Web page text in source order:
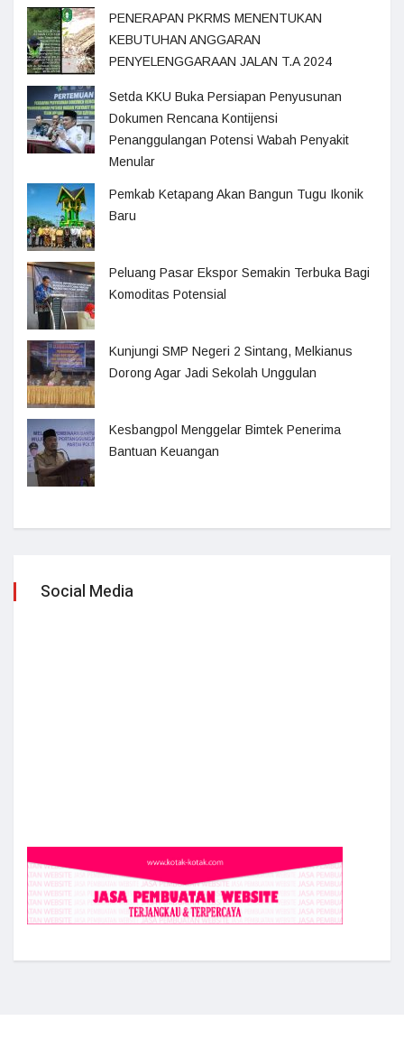
PENERAPAN PKRMS MENENTUKAN
KEBUTUHAN ANGGARAN
PENYELENGGARAAN JALAN T.A 2024
Setda KKU Buka Persiapan Penyusunan
Dokumen Rencana Kontijensi
Penanggulangan Potensi Wabah Penyakit
Menular
Pemkab Ketapang Akan Bangun Tugu Ikonik
Baru
Peluang Pasar Ekspor Semakin Terbuka Bagi
Komoditas Potensial
Kunjungi SMP Negeri 2 Sintang, Melkianus
Dorong Agar Jadi Sekolah Unggulan
Kesbangpol Menggelar Bimtek Penerima
Bantuan Keuangan
Social Media